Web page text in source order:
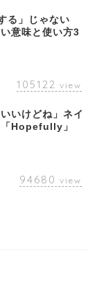
る」じゃない
意味と使い方3
105122 view
いけどね」ネイ
Hopefully」
94680 view